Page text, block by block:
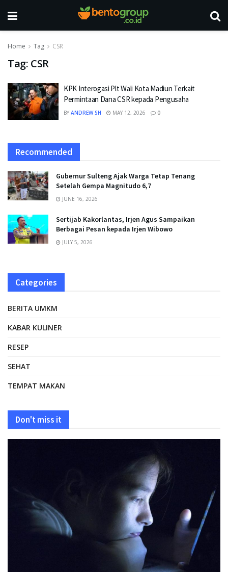
Home Tag CSR
Tag: CSR
KPK Interogasi Plt Wali Kota Madiun Terkait
Permintaan Dana CSR kepada Pengusaha
BY ANDREW SH MAY 12, 2026 0
Recommended
Gubernur Sulteng Ajak Warga Tetap Tenang
Setelah Gempa Magnitudo 6,7
JUNE 16, 2026
Sertijab Kakorlantas, Irjen Agus Sampaikan
Berbagai Pesan kepada Irjen Wibowo
JULY 5, 2026
Categories
BERITA UMKM
KABAR KULINER
RESEP
SEHAT
TEMPAT MAKAN
Don't miss it